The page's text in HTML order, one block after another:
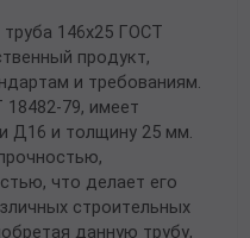
146х25 ГОСТ
продукт,
и требованиям.
79, имеет
Д16 и толщину 25 мм.
что делает его
строительных
данную трубу,